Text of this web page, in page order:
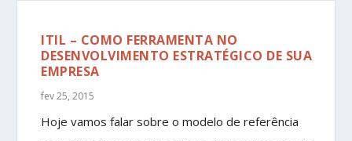
ITIL – COMO FERRAMENTA NO
DESENVOLVIMENTO ESTRATÉGICO DE SUA
EMPRESA
fev 25, 2015
Hoje vamos falar sobre o modelo de referência